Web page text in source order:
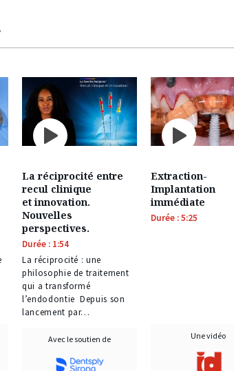
La réciprocité entre
recul clinique
et innovation.
Nouvelles
perspectives.
Durée : 1:54
La réciprocité : une
philosophie de traitement
qui a transformé
l’endodontie Depuis son
lancement par…
Avec le soutien de
Extraction-
Implantation
immédiate
Durée : 5:25
Une vidéo